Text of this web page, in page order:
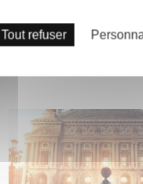
Gaumont et Good
annoncent la suite
Ballerina
Tout refuser